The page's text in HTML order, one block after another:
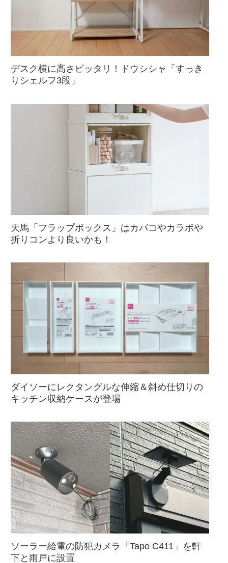
デスク横に高さピッタリ！ドウシシャ「すっき
りシェルフ3段」
天馬「フラップボックス」はカバコやカラボや
折りコンより良いかも！
ダイソーにレクタングルな伸縮＆斜め仕切りの
キッチン収納ケースが登場
ソーラー給電の防犯カメラ「Tapo C411」を軒
下と雨戸に設置